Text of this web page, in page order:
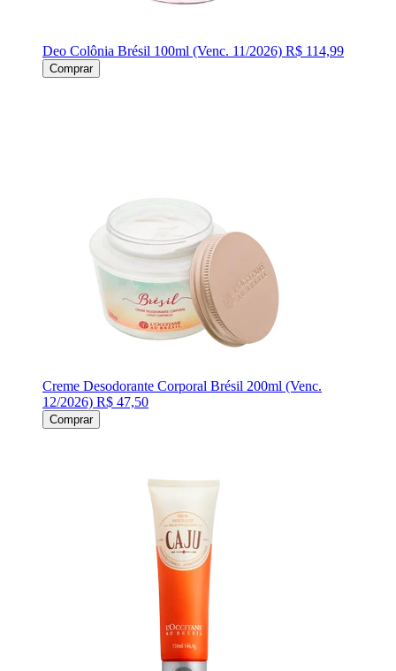
Deo Colônia Brésil 100ml (Venc. 11/2026) R$ 114,99
Comprar
Creme Desodorante Corporal Brésil 200ml (Venc.
12/2026) R$ 47,50
Comprar